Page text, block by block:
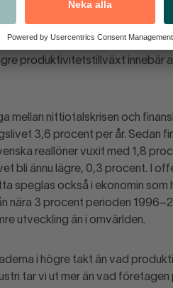
förutsättningar skapas för
globalt svag
produktivitetstillväxt innebär
mellan nittiotalskrisen och
3,6 procent per år. Sedan
reallöner vuxit med 1,8
bli ännu lägre, 0,3 procent. I
speglas också i ekonomin som
nära 3 procent perioden
utveckling än i omvärlden.
i högre takt än vad
tar vi ut mer än vad företagen